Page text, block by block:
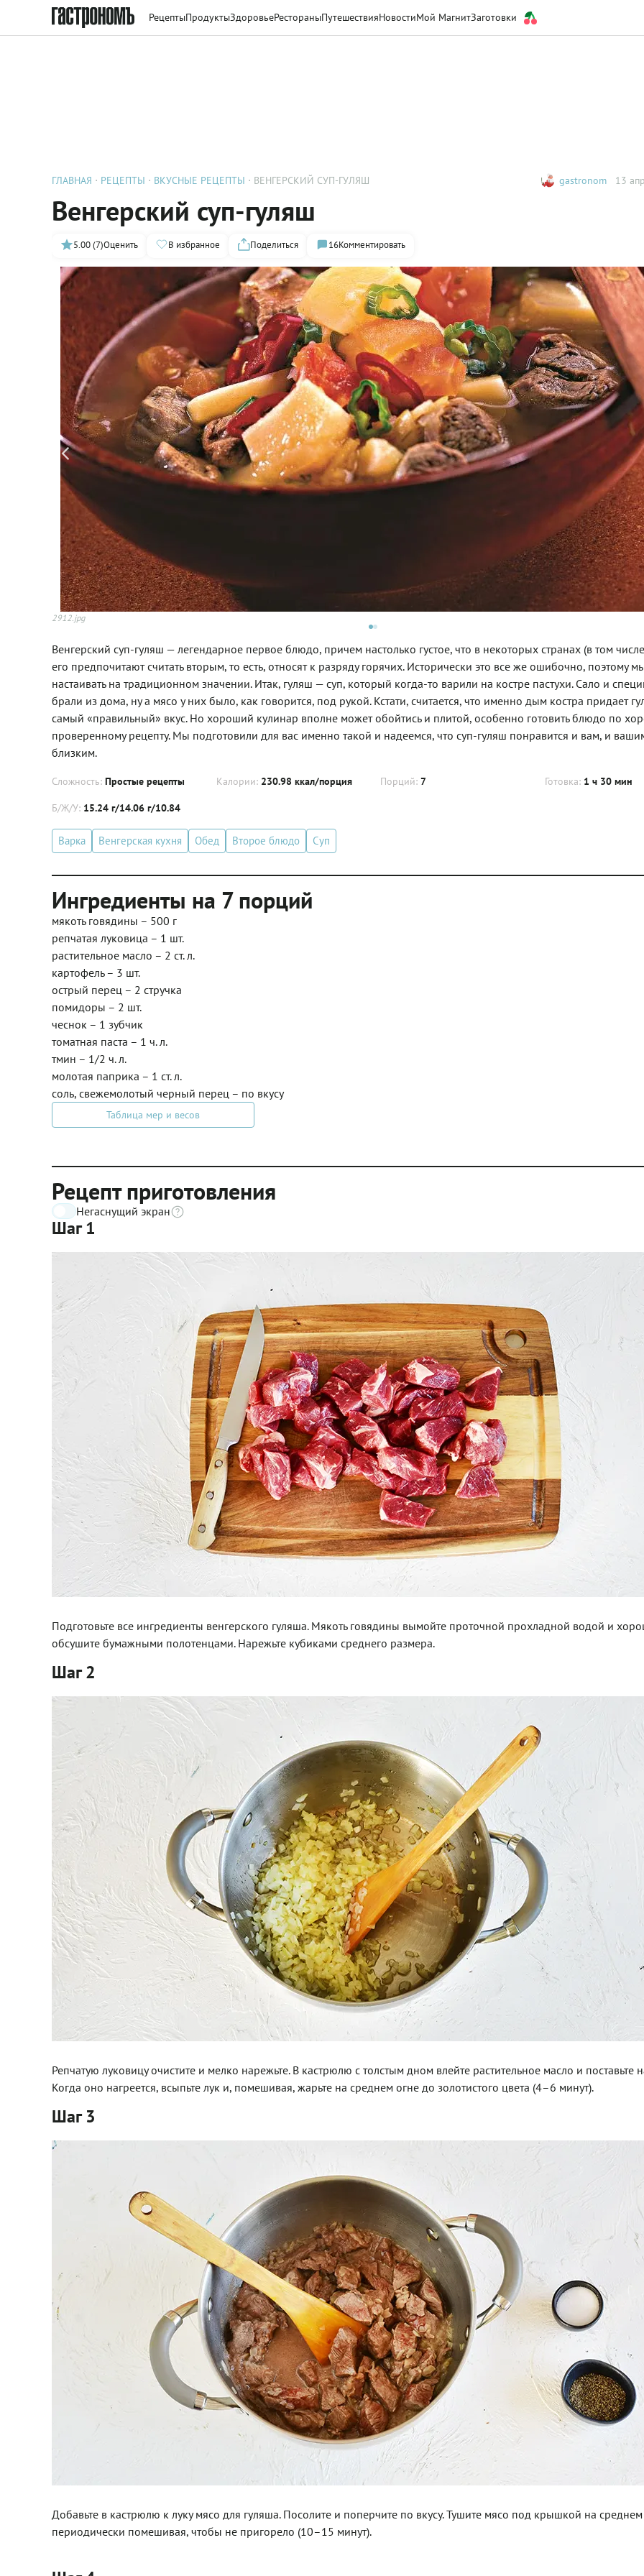
РецептыПродуктыЗдоровьеРестораныПутешествияНовостиМой МагнитЗаготовки
ГЛАВНАЯ РЕЦЕПТЫ ВКУСНЫЕ РЕЦЕПТЫ ВЕНГЕРСКИЙ СУП-ГУЛЯШ gastronom 13
Венгерский суп-гуляш
5.00 (7)Оценить В избранное Поделиться 16Комментировать
2912.jpg
Венгерский суп-гуляш — легендарное первое блюдо, причем настолько густое, что в некоторых странах (в том
его предпочитают считать вторым, то есть, относят к разряду горячих. Исторически это все же ошибочно, поэтому
настаивать на традиционном значении. Итак, гуляш — суп, который когда-то варили на костре пастухи. Сало и
брали из дома, ну а мясо у них было, как говорится, под рукой. Кстати, считается, что именно дым костра придает
самый «правильный» вкус. Но хороший кулинар вполне может обойтись и плитой, особенно готовить блюдо по
проверенному рецепту. Мы подготовили для вас именно такой и надеемся, что суп-гуляш понравится и вам, и
близким.
Сложность: Простые рецепты Калории: 230.98 ккал/порция Порций: 7 Готовка: 1 ч 30 мин
Б/Ж/У: 15.24 г/14.06 г/10.84
Варка Венгерская кухня Обед Второе блюдо Суп
Ингредиенты на 7 порций
мякоть говядины – 500 г
репчатая луковица – 1 шт.
растительное масло – 2 ст. л.
картофель – 3 шт.
острый перец – 2 стручка
помидоры – 2 шт.
чеснок – 1 зубчик
томатная паста – 1 ч. л.
тмин – 1/2 ч. л.
молотая паприка – 1 ст. л.
соль, свежемолотый черный перец – по вкусу
Таблица мер и весов
Рецепт приготовления
Негаснущий экран
Шаг 1
Подготовьте все ингредиенты венгерского гуляша. Мякоть говядины вымойте проточной прохладной водой и
обсушите бумажными полотенцами. Нарежьте кубиками среднего размера.
Шаг 2
Репчатую луковицу очистите и мелко нарежьте. В кастрюлю с толстым дном влейте растительное масло и поставьте
Когда оно нагреется, всыпьте лук и, помешивая, жарьте на среднем огне до золотистого цвета (4–6 минут).
Шаг 3
Добавьте в кастрюлю к луку мясо для гуляша. Посолите и поперчите по вкусу. Тушите мясо под крышкой на среднем
периодически помешивая, чтобы не пригорело (10–15 минут).